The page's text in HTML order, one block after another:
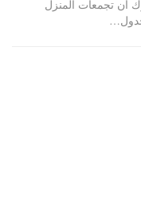
أن تجمعات المنزل
جدول…